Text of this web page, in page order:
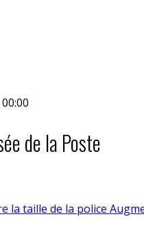
de la Poste
la taille de la police